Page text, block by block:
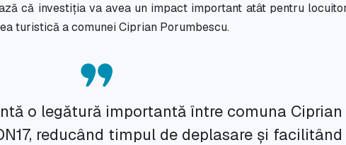
că investiția va avea un impact important atât pentru
turistică a comunei Ciprian Porumbescu.
o legătură importantă între comuna Ciprian
reducând timpul de deplasare și facilitând